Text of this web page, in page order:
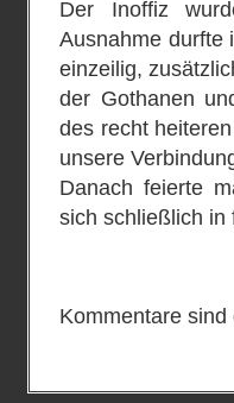
Der Inoffiz
Ausnahme durfte
einzeilig,
der Gothanen
des recht
unsere
Danach feierte
sich schließlich in
Kommentare sind